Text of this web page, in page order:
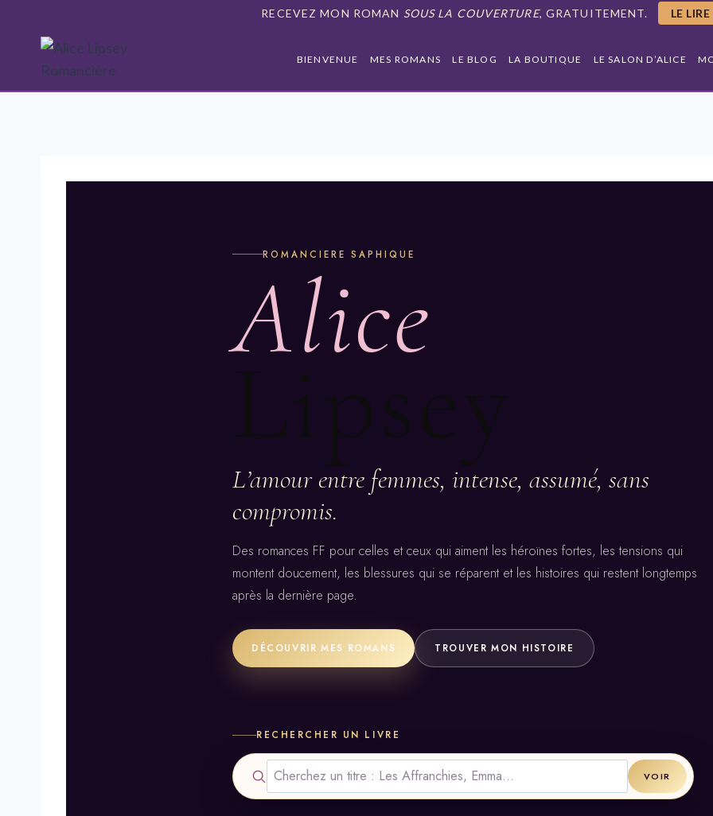
contenu
RECEVEZ MON ROMAN SOUS LA COUVERTURE, GRATUITEMENT. LE
BIENVENUE MES ROMANS LE BLOG LA BOUTIQUE LE SALON D’ALICE
ROMANCIERE SAPHIQUE
Alice
L’amour entre femmes, intense, assumé, sans
compromis.
Des romances FF pour celles et ceux qui aiment les héroïnes fortes, les tensions qui
montent doucement, les blessures qui se réparent et les histoires qui restent longtemps
après la dernière page.
DÉCOUVRIR MES ROMANS TROUVER MON HISTOIRE
RECHERCHER UN LIVRE
VOIR